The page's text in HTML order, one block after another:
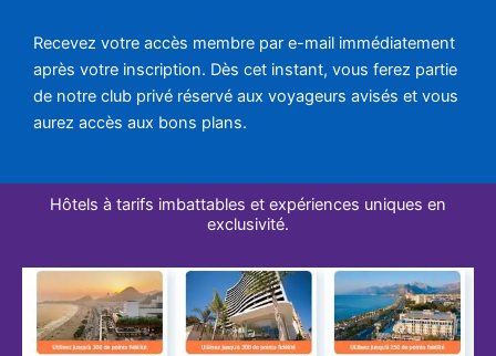
Recevez votre accès membre par e-mail immédiatement
après votre inscription. Dès cet instant, vous ferez partie
de notre club privé réservé aux voyageurs avisés et vous
aurez accès aux bons plans.
Hôtels à tarifs imbattables et expériences uniques en
exclusivité.